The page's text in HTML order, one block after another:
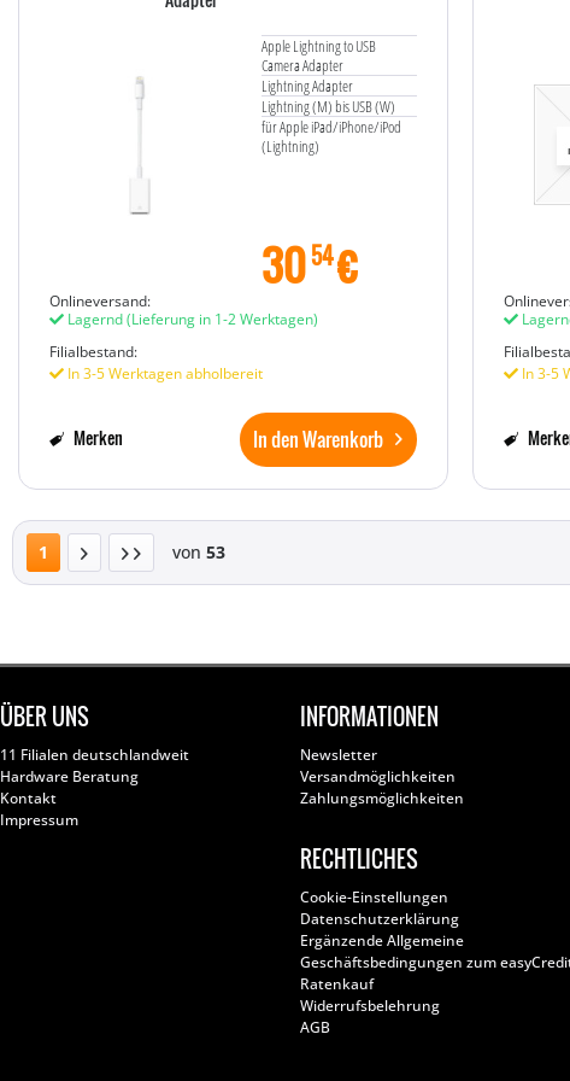
Apple Lightning to USB
Camera Adapter
Lightning Adapter
Lightning (M) bis USB (W)
für Apple iPad/iPhone/iPod
(Lightning)
3054€
Onlineversand:
Lagernd(Lieferung in 1-2 Werktagen)
Filialbestand:
In 3-5 Werktagen abholbereit
In den Warenkorb
Merken
In 3-5
1 von 53
ÜBER UNS
11 Filialen deutschlandweit
Hardware Beratung
Kontakt
Impressum
INFORMATIONEN
Newsletter
Versandmöglichkeiten
Zahlungsmöglichkeiten
RECHTLICHES
Cookie-Einstellungen
Datenschutzerklärung
Ergänzende Allgemeine
Geschäftsbedingungen zum
Ratenkauf
Widerrufsbelehrung
AGB